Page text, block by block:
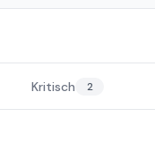
Kritisch 2